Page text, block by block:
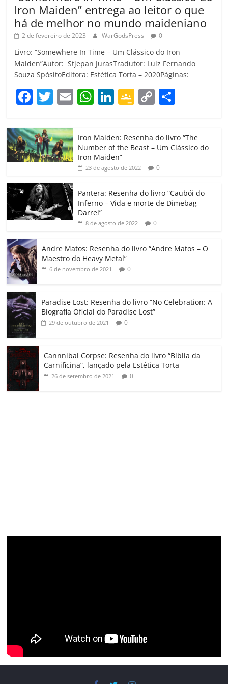
Iron Maiden” entrega ao leitor o que
há de melhor no mundo maideniano
2 de fevereiro de 2023 WarGodsPress 0
Livro: “Somewhere In Time – Um Clássico do Iron
Maiden”Autor: Stjepan JurasTradutor: Luiz Fernando
Souza SpósitoEditora: Estética Torta – 2020Páginas:
F
c
e
b
o
o
k
T
itt
er
E W
at
s
A
p
Li
e
dI
G
gl
e
Cl
a
ss
ro
o
C
p
y
Li
k
m
p
h
ar
Iron Maiden: Resenha do livro “The
Number of the Beast – Um Clássico do
Iron Maiden”
23 de agosto de 2022 0
Pantera: Resenha do livro “Caubói do
Inferno – Vida e morte de Dimebag
Darrel”
8 de agosto de 2022 0
Andre Matos: Resenha do livro “Andre Matos – O
Maestro do Heavy Metal”
6 de novembro de 2021 0
Paradise Lost: Resenha do livro “No Celebration: A
Biografia Oficial do Paradise Lost”
29 de outubro de 2021 0
Cannnibal Corpse: Resenha do livro “Bíblia da
Carnificina”, lançado pela Estética Torta
26 de setembro de 2021 0